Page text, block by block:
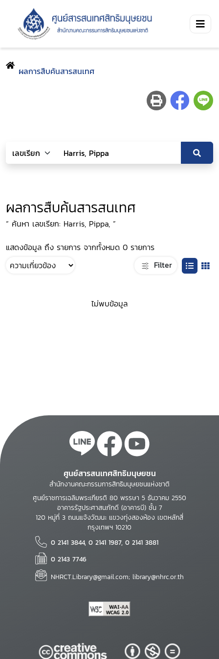
ผลการสืบค้นสารสนเทศ
ผลการสืบค้นสารสนเทศ
“ ค้นหา เลขเรียก: Harris, Pippa, ”
แสดงข้อมูล ถึง รายการ จากทั้งหมด 0 รายการ
Filter
ไม่พบข้อมูล
ศูนย์สารสนเทศสิทธิมนุษยชน
สำนักงานคณะกรรมการสิทธิมนุษยชนแห่งชาติ
ศูนย์ราชการเฉลิมพระเกียรติ 80 พรรษา 5 ธันวาคม 2550
อาคารรัฐประศาสนภักดี (อาคารบี) ชั้น 7
120 หมู่ที่ 3 ถนนแจ้งวัฒนะ แขวงทุ่งสองห้อง เขตหลักสี่
กรุงเทพฯ 10210
0 2141 3844, 0 2141 1987, 0 2141 3881
0 2143 7746
NHRCT.Library@gmail.com; library@nhrc.or.th